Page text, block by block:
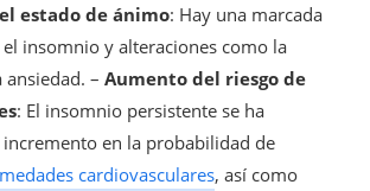
estado de ánimo: Hay una marcada
insomnio y alteraciones como la
– Aumento del riesgo de
: El insomnio persistente se ha
en la probabilidad de
cardiovasculares, así como